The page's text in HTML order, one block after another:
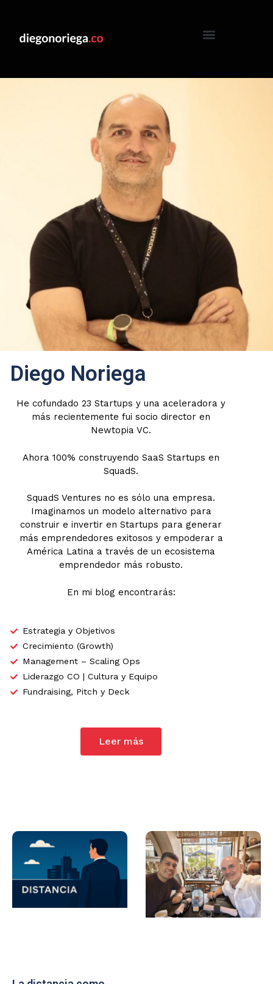
Diego Noriega
He cofundado 23 Startups y una aceleradora y
más recientemente fui socio director en
Newtopia VC.
Ahora 100% construyendo SaaS Startups en
SquadS.
SquadS Ventures no es sólo una empresa.
Imaginamos un modelo alternativo para
construir e invertir en Startups para generar
más emprendedores exitosos y empoderar a
América Latina a través de un ecosistema
emprendedor más robusto.
En mi blog encontrarás:
Estrategia y Objetivos
Crecimiento (Growth)
Management – Scaling Ops
Liderazgo CO | Cultura y Equipo
Fundraising, Pitch y Deck
Leer más